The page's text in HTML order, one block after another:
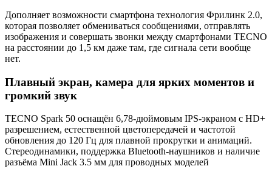
Дополняет возможности смартфона технология Фрилинк 2.0,
которая позволяет обмениваться сообщениями, отправлять
изображения и совершать звонки между смартфонами TECNO
на расстоянии до 1,5 км даже там, где сигнала сети вообще
нет.
Плавный экран, камера для ярких моментов и
громкий звук
TECNO Spark 50 оснащён 6,78-дюймовым IPS-экраном с HD+
разрешением, естественной цветопередачей и частотой
обновления до 120 Гц для плавной прокрутки и анимаций.
Стереодинамики, поддержка Bluetooth-наушников и наличие
разъёма Mini Jack 3.5 мм для проводных моделей